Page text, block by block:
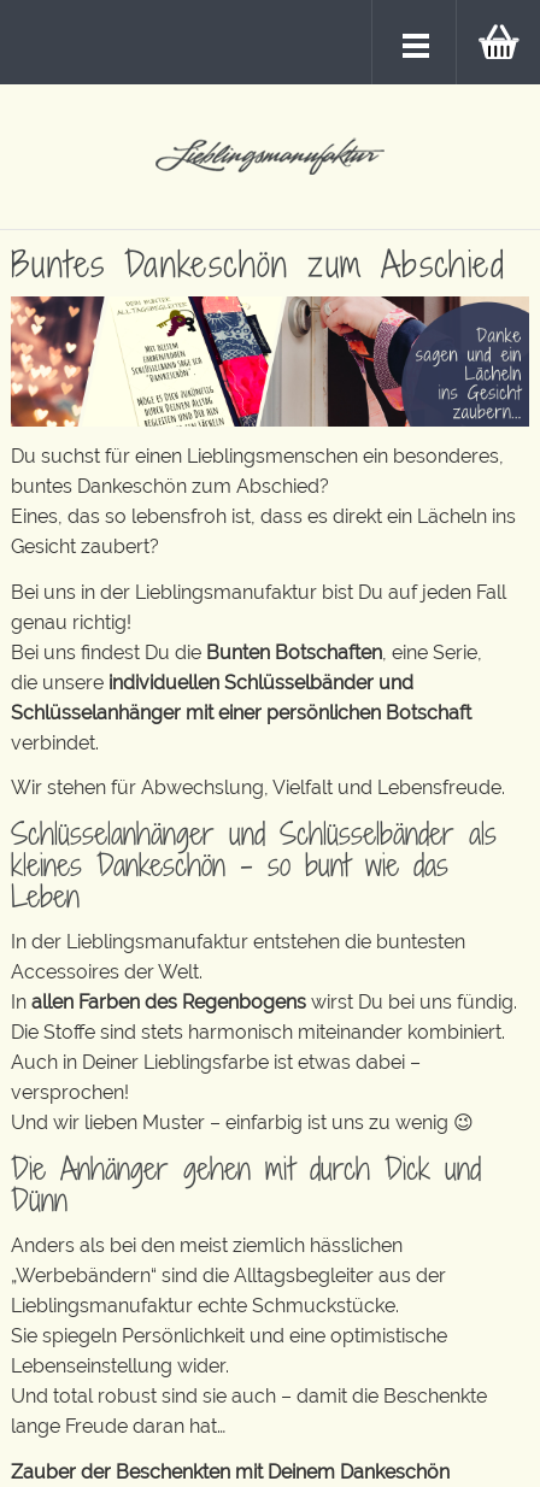
Buntes Dankeschön zum Abschied
Du suchst für einen Lieblingsmenschen ein besonderes,
buntes Dankeschön zum Abschied?
Eines, das so lebensfroh ist, dass es direkt ein Lächeln ins
Gesicht zaubert?
Bei uns in der Lieblingsmanufaktur bist Du auf jeden Fall
genau richtig!
Bei uns findest Du die Bunten Botschaften , eine Serie,
die unsere individuellen Schlüsselbänder und
Schlüsselanhänger mit einer persönlichen Botschaft
verbindet.
Wir stehen für Abwechslung, Vielfalt und Lebensfreude.
Schlüsselanhänger und Schlüsselbänder als
kleines Dankeschön – so bunt wie das
Leben
In der Lieblingsmanufaktur entstehen die buntesten
Accessoires der Welt.
In allen Farben des Regenbogens wirst Du bei uns fündig.
Die Stoffe sind stets harmonisch miteinander kombiniert.
Auch in Deiner Lieblingsfarbe ist etwas dabei –
versprochen!
Und wir lieben Muster – einfarbig ist uns zu wenig 😉
Die Anhänger gehen mit durch Dick und
Dünn
Anders als bei den meist ziemlich hässlichen
„Werbebändern“ sind die Alltagsbegleiter aus der
Lieblingsmanufaktur echte Schmuckstücke.
Sie spiegeln Persönlichkeit und eine optimistische
Lebenseinstellung wider.
Und total robust sind sie auch – damit die Beschenkte
lange Freude daran hat…
Zauber der Beschenkten mit Deinem Dankeschön